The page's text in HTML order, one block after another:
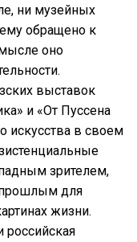
ни музейных
обращено к
оно
выставок
и «От Пуссена
искусства в своем
зрителем,
прошлым для
жизни.